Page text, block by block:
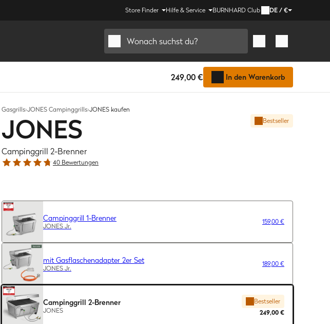
Store Finder Hilfe & Service BURNHARD Club DE/€
Wonach suchst du?
249,00 € In den Warenkorb
Gasgrills›JONES Campinggrills›JONES kaufen
JONES
Campinggrill 2-Brenner
Bestseller
40 Bewertungen
Campinggrill 1-Brenner
JONES Jr.
159,00 €
mit Gasflaschenadapter 2er Set
JONES Jr.
189,00 €
Campinggrill 2-Brenner
JONES
Bestseller
249,00 €